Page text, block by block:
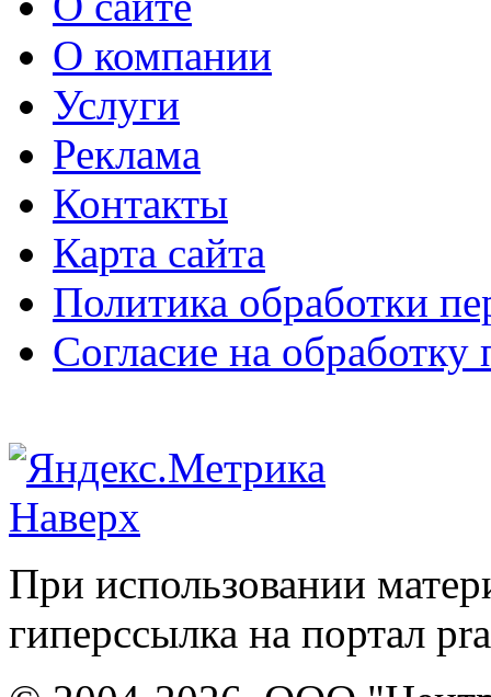
О компании
Услуги
Реклама
Контакты
Карта сайта
Политика обработки
Согласие на
Наверх
При использовании
гиперссылка на портал